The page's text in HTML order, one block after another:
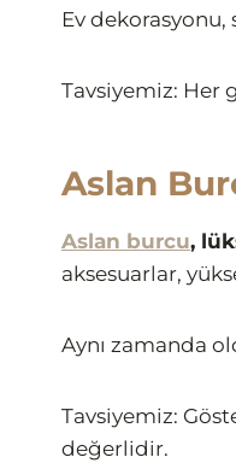
Ev
Tavsiyemiz: Her
Aslan
Aslan burcu,
aksesuarlar,
Aynı zamanda
Tavsiyemiz:
değerlidir.